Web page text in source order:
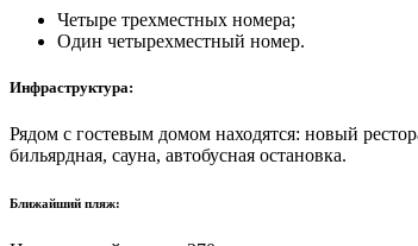
Четыре трехместных номера;
Один четырехместный номер.
Инфраструктура:
Рядом с гостевым домом находятся: новый
бильярдная, сауна, автобусная остановка.
Ближайший пляж: